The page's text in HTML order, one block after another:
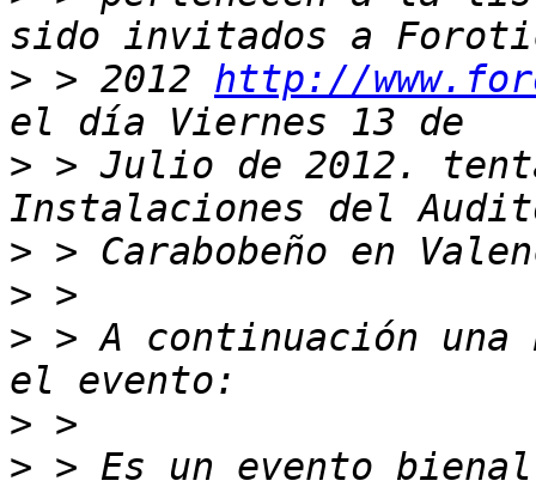
> > 2012 http://
> > Julio de 2012.
>
>
> > A continuación una
>
> > Es un evento